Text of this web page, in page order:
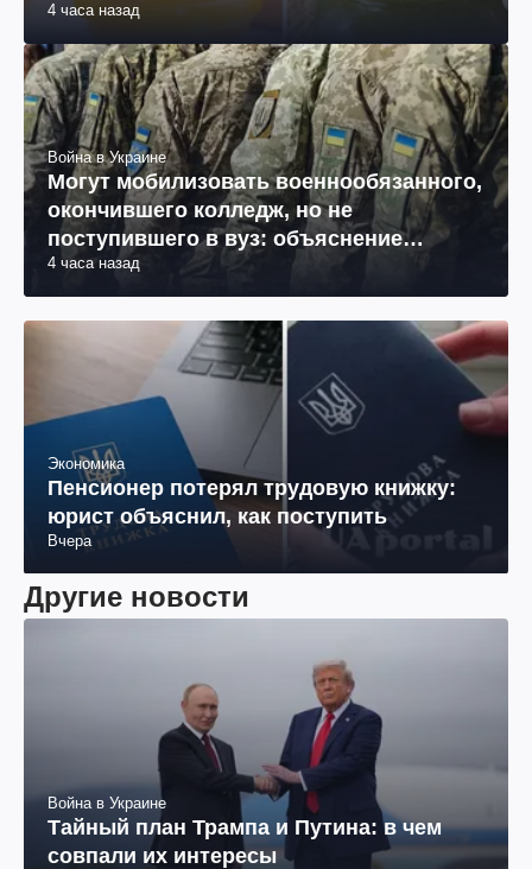
4 часа назад
Война в Украине
Могут мобилизовать военнообязанного,
окончившего колледж, но не
поступившего в вуз: объяснение
юриста
4 часа назад
Экономика
Пенсионер потерял трудовую книжку:
юрист объяснил, как поступить
Вчера
Другие новости
Война в Украине
Тайный план Трампа и Путина: в чем
совпали их интересы